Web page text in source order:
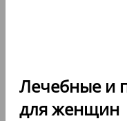
Лечебные и
для женщин